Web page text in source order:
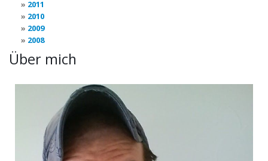
2011
2010
2009
2008
Über mich